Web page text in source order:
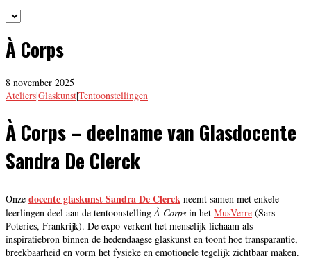
À Corps
8 november 2025
Ateliers|Glaskunst|Tentoonstellingen
À Corps – deelname van Glasdocente
Sandra De Clerck
Onze docente glaskunst Sandra De Clerck neemt samen met enkele
leerlingen deel aan de tentoonstelling À Corps in het MusVerre (Sars-
Poteries, Frankrijk). De expo verkent het menselijk lichaam als
inspiratiebron binnen de hedendaagse glaskunst en toont hoe transparantie,
breekbaarheid en vorm het fysieke en emotionele tegelijk zichtbaar maken.